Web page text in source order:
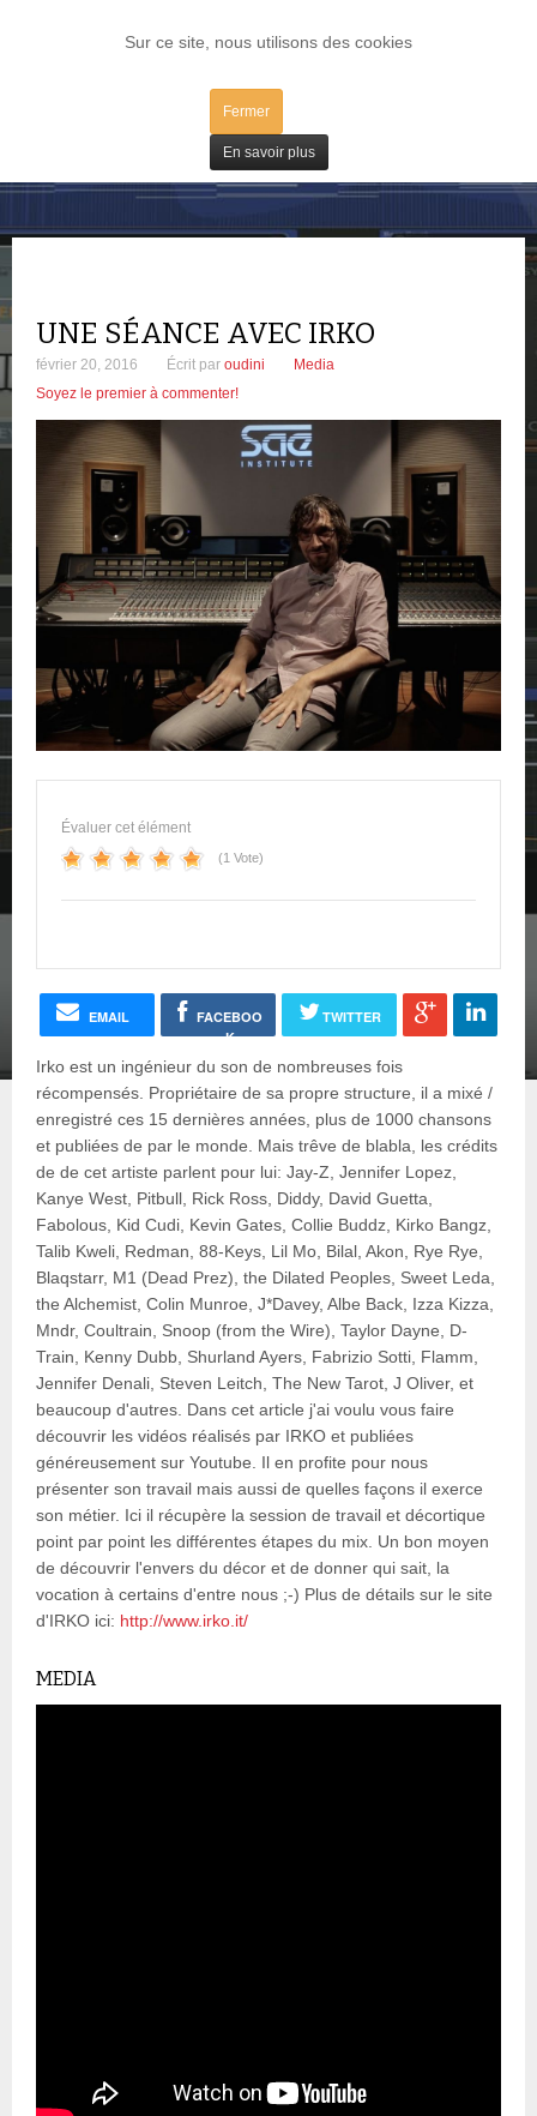
Sur ce site, nous utilisons des cookies
Fermer
En savoir plus
LOG IN
Sur le Web
UNE SÉANCE AVEC IRKO
février 20, 2016 Écrit par oudini
Media
Soyez le premier à commenter!
Évaluer cet élément
(1 Vote)
EMAIL
FACEBOO
K
TWITTER
Irko est un ingénieur du son de nombreuses fois
récompensés. Propriétaire de sa propre structure, il a mixé /
enregistré ces 15 dernières années, plus de 1000 chansons
et publiées de par le monde. Mais trêve de blabla, les crédits
de de cet artiste parlent pour lui: Jay-Z, Jennifer Lopez,
Kanye West, Pitbull, Rick Ross, Diddy, David Guetta,
Fabolous, Kid Cudi, Kevin Gates, Collie Buddz, Kirko Bangz,
Talib Kweli, Redman, 88-Keys, Lil Mo, Bilal, Akon, Rye Rye,
Blaqstarr, M1 (Dead Prez), the Dilated Peoples, Sweet Leda,
the Alchemist, Colin Munroe, J*Davey, Albe Back, Izza Kizza,
Mndr, Coultrain, Snoop (from the Wire), Taylor Dayne, D-
Train, Kenny Dubb, Shurland Ayers, Fabrizio Sotti, Flamm,
Jennifer Denali, Steven Leitch, The New Tarot, J Oliver, et
beaucoup d'autres. Dans cet article j'ai voulu vous faire
découvrir les vidéos réalisés par IRKO et publiées
généreusement sur Youtube. Il en profite pour nous
présenter son travail mais aussi de quelles façons il exerce
son métier. Ici il récupère la session de travail et décortique
point par point les différentes étapes du mix. Un bon moyen
de découvrir l'envers du décor et de donner qui sait, la
vocation à certains d'entre nous ;-) Plus de détails sur le site
d'IRKO ici: http://www.irko.it/
MEDIA